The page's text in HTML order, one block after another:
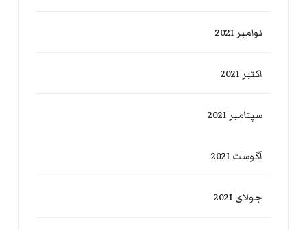
نوامبر 2021
اکتبر 2021
سپتامبر 2021
آگوست 2021
جولای 2021